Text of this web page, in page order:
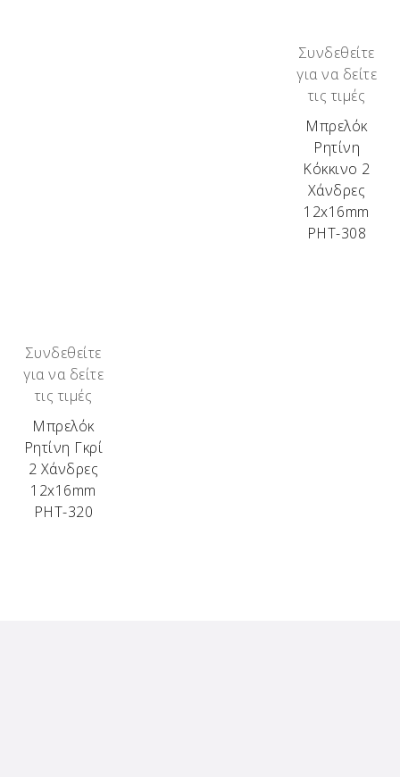
Συνδεθείτε
για να δείτε
τις τιμές
Μπρελόκ
Ρητίνη
Κόκκινο 2
Χάνδρες
12x16mm
ΡΗΤ-308
Συνδεθείτε
για να δείτε
τις τιμές
Μπρελόκ
Ρητίνη Γκρί
2 Χάνδρες
12x16mm
ΡΗΤ-320